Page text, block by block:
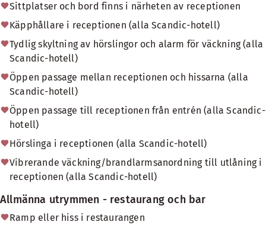
Sittplatser och bord finns i närheten av receptionen
Käpphållare i receptionen (alla Scandic-hotell)
Tydlig skyltning av hörslingor och alarm för väckning (alla
Scandic-hotell)
Öppen passage mellan receptionen och hissarna (alla
Scandic-hotell)
Öppen passage till receptionen från entrén (alla Scandic-
hotell)
Hörslinga i receptionen (alla Scandic-hotell)
Vibrerande väckning/brandlarmsanordning till utlåning i
receptionen (alla Scandic-hotell)
Allmänna utrymmen - restaurang och bar
Ramp eller hiss i restaurangen